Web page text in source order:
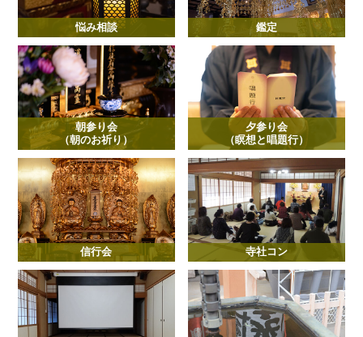
悩み相談 鑑定
朝参り会
（朝のお祈り）
夕参り会
（瞑想と唱題行）
信行会 寺社コン